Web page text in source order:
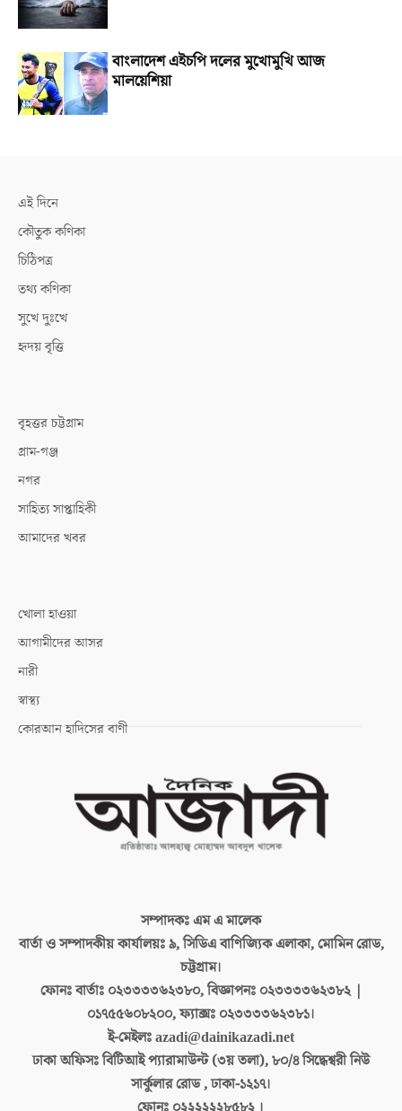
বাংলাদেশ এইচপি দলের মুখোমুখি আজ
মালয়েশিয়া
এই দিনে
কৌতুক কণিকা
চিঠিপত্র
তথ্য কণিকা
সুখে দুঃখে
হৃদয় বৃত্তি
বৃহত্তর চট্টগ্রাম
গ্রাম-গঞ্জ
নগর
সাহিত্য সাপ্তাহিকী
আমাদের খবর
খোলা হাওয়া
আগামীদের আসর
নারী
স্বাস্থ্য
কোরআন হাদিসের বাণী
সম্পাদকঃএম এ মালেক
বার্তা ও সম্পাদকীয় কার্যালয়ঃ৯, সিডিএ বাণিজ্যিক এলাকা, মোমিন রোড,
চট্টগ্রাম।
ফোনঃ বার্তাঃ ০২৩৩৩৩৬২৩৮০, বিজ্ঞাপনঃ ০২৩৩৩৩৬২৩৮২ |
০১৭৫৫৬০৮২০০, ফ্যাক্সঃ ০২৩৩৩৩৬২৩৮১।
ই-মেইলঃazadi@dainikazadi.net
ঢাকা অফিসঃবিটিআই প্যারামাউন্ট (৩য় তলা), ৮০/৪ সিদ্ধেশ্বরী নিউ
সার্কুলার রোড , ঢাকা-১২১৭।